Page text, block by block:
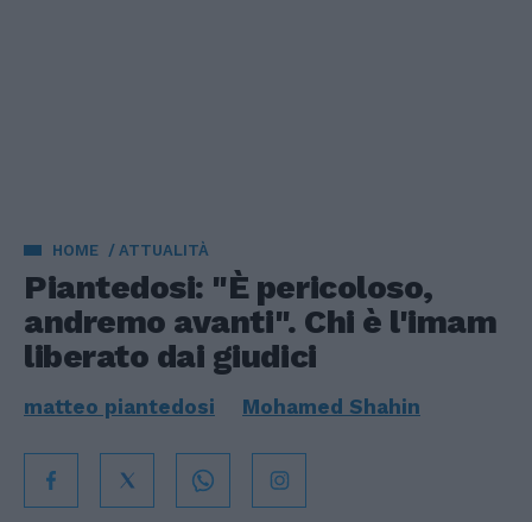
HOME ATTUALITÀ
Piantedosi: "È pericoloso,
andremo avanti". Chi è l'imam
liberato dai giudici
matteo piantedosi Mohamed Shahin